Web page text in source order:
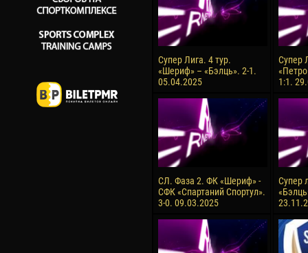
Супер Лига. 4 тур.
«Шериф» – «Бэлць». 2-1.
05.04.2025
Супер
1:1.
СЛ. Фаза 2. ФК «Шериф» -
СФК «Спартаний Спортул».
3-0. 09.03.2025
Супер